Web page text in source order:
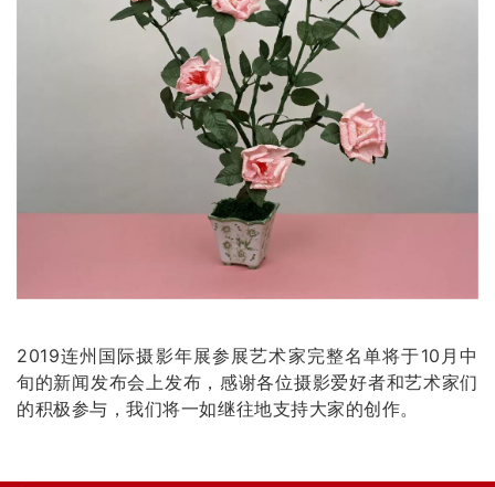
2019连州国际摄影年展参展艺术家完整名单将于10月中
旬的新闻发布会上发布，感谢各位摄影爱好者和艺术家们
的积极参与，我们将一如继往地支持大家的创作。